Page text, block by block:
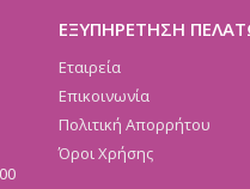
ΕΞΥΠΗΡΕΤΗΣΗ
Εταιρεία
Επικοινωνία
Πολιτική Απορρήτου
Όροι Χρήσης